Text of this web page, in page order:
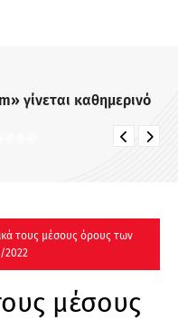
τους μέσους όρους των
2022
μέσους